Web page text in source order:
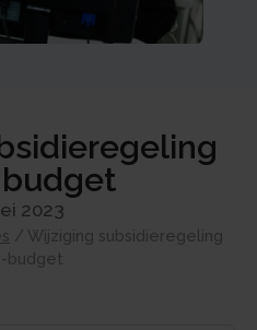
budget
2023
/ Wijziging subsidieregeling
budget